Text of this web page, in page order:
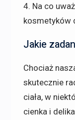
4. Na co
kosmetyków
Jakie
Chociaż
skutecznie
ciała, w
cienka i